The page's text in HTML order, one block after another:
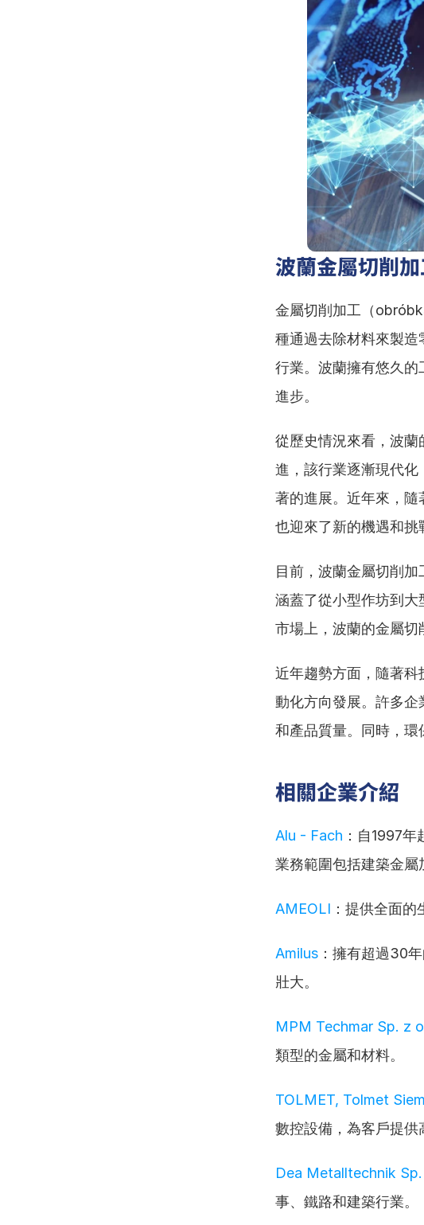
波蘭金屬切削
金屬切削加工（
種通過去除材料來製
行業。波蘭擁有悠久
進步。
從歷史情況來看，波
進，該行業逐漸現代
著的進展。近年來，
也迎來了新的機遇和挑
目前，波蘭金屬切削
涵蓋了從小型作坊到
市場上，波蘭的金屬切
近年趨勢方面，隨著科
動化方向發展。許多
和產品質量。同時，環
相關企業介紹
Alu - Fach ：自1997
業務範圍包括建築金屬
AMEOLI ：提供全面
Amilus ：擁有超過30
壯大。
MPM Techmar Sp. z
類型的金屬和材料。
TOLMET, Tolmet
數控設備，為客戶提供
Dea Metalltechnik
事、鐵路和建築行業。